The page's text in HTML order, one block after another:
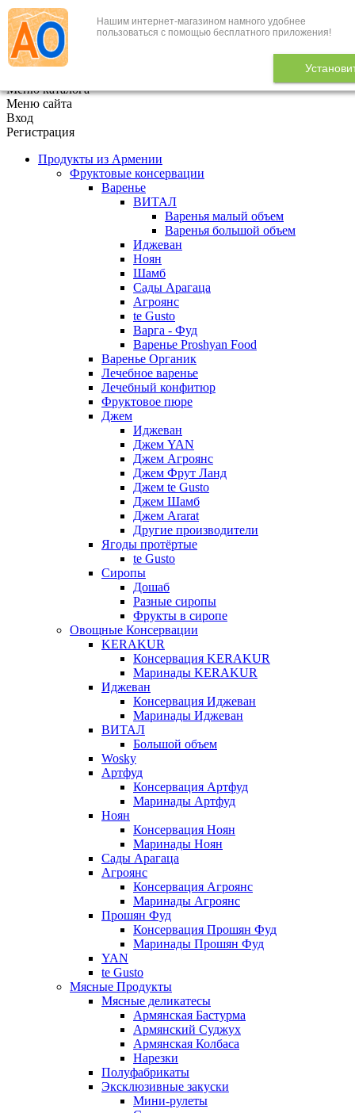
Нашим интернет-магазином намного удобнее
пользоваться с помощью бесплатного приложения!
+7 (495) 646-888-1
В корзине 0
Меню каталога
Меню сайта
Вход
Регистрация
Продукты из Армении
Фруктовые консервации
Варенье
ВИТАЛ
Варенья малый объем
Варенья большой объем
Иджеван
Ноян
Шамб
Сады Арагаца
Агроянс
te Gusto
Варга - Фуд
Варенье Proshyan Food
Варенье Органик
Лечебное варенье
Лечебный конфитюр
Фруктовое пюре
Джем
Иджеван
Джем YAN
Джем Агроянс
Джем Фрут Ланд
Джем te Gusto
Джем Шамб
Джем Ararat
Другие производители
Ягоды протёртые
te Gusto
Сиропы
Дошаб
Разные сиропы
Фрукты в сиропе
Овощные Консервации
KERAKUR
Консервация KERAKUR
Маринады KERAKUR
Иджеван
Консервация Иджеван
Маринады Иджеван
ВИТАЛ
Большой объем
Wosky
Артфуд
Консервация Артфуд
Маринады Артфуд
Ноян
Консервация Ноян
Маринады Ноян
Сады Арагаца
Агроянс
Консервация Агроянс
Маринады Агроянс
Прошян Фуд
Консервация Прошян Фуд
Маринады Прошян Фуд
YAN
te Gusto
Мясные Продукты
Мясные деликатесы
Армянская Бастурма
Армянский Суджух
Армянская Колбаса
Нарезки
Полуфабрикаты
Эксклюзивные закуски
Мини-рулеты